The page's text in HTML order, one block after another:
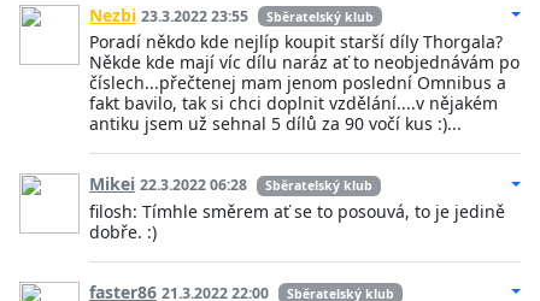
Nezbi 23.3.2022 23:55 Sběratelský klub
Poradí někdo kde nejlíp koupit starší díly Thorgala?
Někde kde mají víc dílu naráz ať to neobjednávám po
číslech...přečtenej mam jenom poslední Omnibus a
fakt bavilo, tak si chci doplnit vzdělání....v nějakém
antiku jsem už sehnal 5 dílů za 90 vočí kus :)...
Mikei 22.3.2022 06:28 Sběratelský klub
filosh: Tímhle směrem ať se to posouvá, to je jedině
dobře. :)
faster86 21.3.2022 22:00 Sběratelský klub